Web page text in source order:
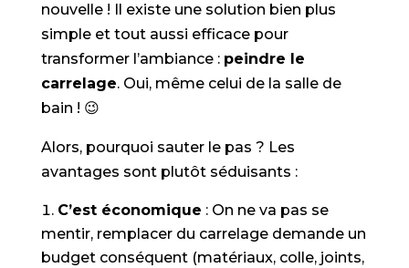
nouvelle ! Il existe une solution bien plus
simple et tout aussi efficace pour
transformer l’ambiance : peindre le
carrelage. Oui, même celui de la salle de
bain ! 😉
Alors, pourquoi sauter le pas ? Les
avantages sont plutôt séduisants :
C’est économique : On ne va pas se
mentir, remplacer du carrelage demande un
budget conséquent (matériaux, colle, joints,